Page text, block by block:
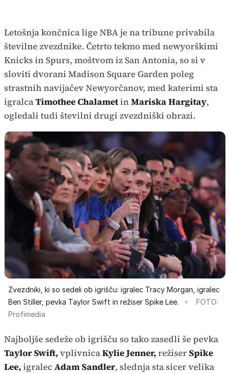
Letošnja končnica lige NBA je na tribune privabila
številne zvezdnike. Četrto tekmo med newyorškimi
Knicks in Spurs, moštvom iz San Antonia, so si v
sloviti dvorani Madison Square Garden poleg
strastnih navijačev Newyorčanov, med katerimi sta
igralcaTimothee ChalametinMariska Hargitay,
ogledali tudi številni drugi zvezdniški obrazi.
Zvezdniki, ki so sedeli ob igrišču: igralec Tracy Morgan, igralec
Ben Stiller, pevka Taylor Swift in režiser Spike Lee.
FOTO:
Profimedia
Najboljše sedeže ob igrišču so tako zasedli še pevka
Taylor Swift,vplivnicaKylie Jenner,režiserSpike
Lee,igralecAdam Sandler, slednja sta sicer velika